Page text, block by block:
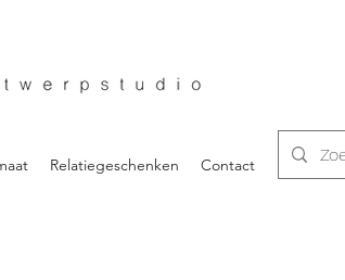
Relatiegeschenken Contact